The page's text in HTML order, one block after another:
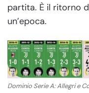
partita. È il ritorno
un’epoca.
Dominio Serie A: Allegri e